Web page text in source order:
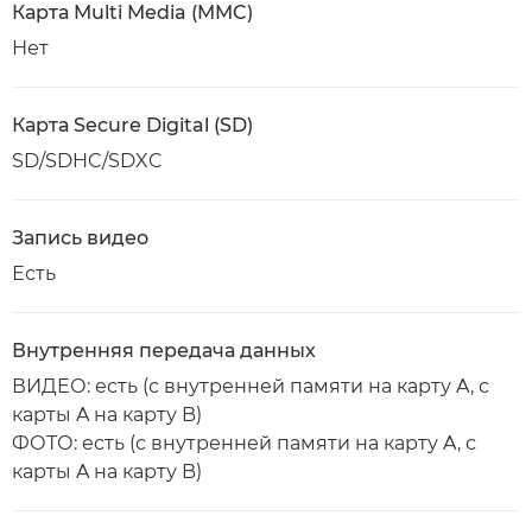
Карта Multi Media (MMC)
Нет
Карта Secure Digital (SD)
SD/SDHC/SDXC
Запись видео
Есть
Внутренняя передача данных
ВИДЕО: есть (с внутренней памяти на карту A, с
карты A на карту B)
ФОТО: есть (с внутренней памяти на карту A, с
карты A на карту B)